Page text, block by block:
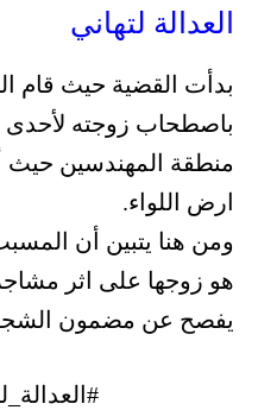
العدالة لتهاني
بدأت القضية حيث قام
باصطحاب زوجته
منطقة المهندسين حيث
ارض اللواء.
ومن هنا يتبين أن
هو زوجها على اثر
يفصح عن مضمون